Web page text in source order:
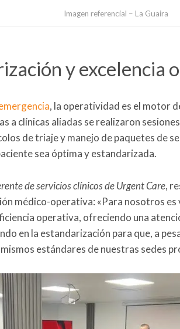
Imagen referencial – La Guaira
y excelencia
, la operatividad es el motor
a clínicas aliadas se realizaron
de triaje y manejo de paquetes de
sea óptima y estandarizada.
de servicios clínicos de Urgent Care,
médico-operativa: «Para nosotros es
operativa, ofreciendo una
en la estandarización para que, a
estándares de nuestras sedes